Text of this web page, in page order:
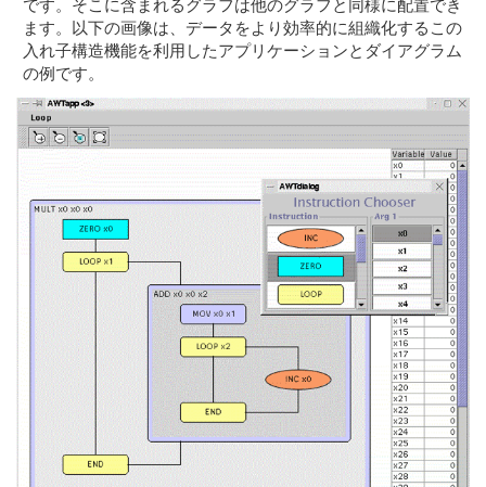
です。そこに含まれるグラフは他のグラフと同様に配置でき
ます。以下の画像は、データをより効率的に組織化するこの
入れ子構造機能を利用したアプリケーションとダイアグラム
の例です。